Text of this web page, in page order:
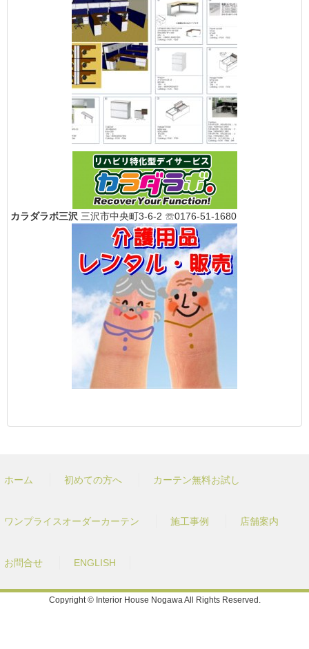
カラダラボ三沢 三沢市中央町3-6-2 ☏0176-51-1680
ホーム 初めての方へ カーテン無料お試し
ワンプライスオーダーカーテン 施工事例 店舗案内
お問合せ ENGLISH
Copyright © Interior House Nogawa All Rights Reserved.